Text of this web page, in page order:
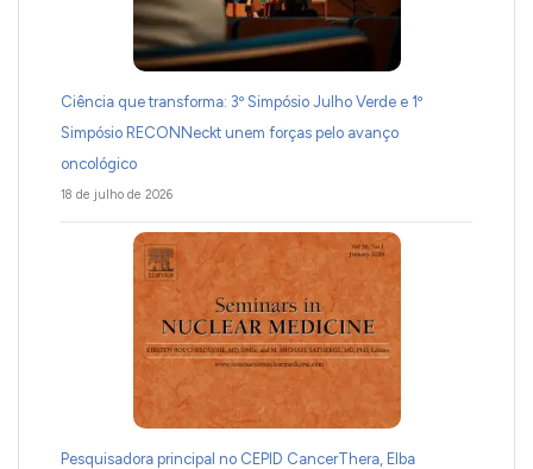
Ciência que transforma: 3º Simpósio Julho Verde e 1º
Simpósio RECONNeckt unem forças pelo avanço
oncológico
18 de julho de 2026
Pesquisadora principal no CEPID CancerThera, Elba